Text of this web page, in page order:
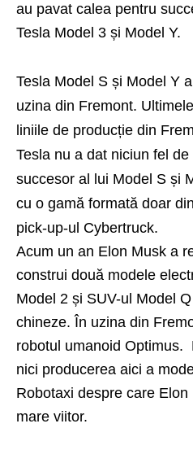
au pavat calea pentru
Tesla Model 3 și Model Y.
Tesla Model S și Model Y
uzina din Fremont.
liniile de producție din
Tesla nu a dat niciun fel
succesor al lui Model S și
cu o gamă formată doar
pick-up-ul Cybertruck.
Acum un an Elon Musk a
construi două modele
Model 2 și SUV-ul Model
chineze. În uzina din
robotul umanoid Optimus.
nici producerea aici a
Robotaxi despre care
mare viitor.